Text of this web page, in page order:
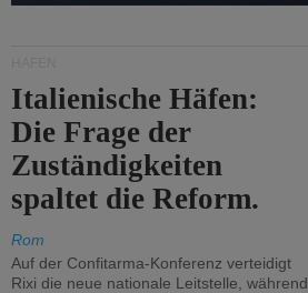
Italienische Häfen:
Die Frage der
Zuständigkeiten
spaltet die Reform.
Rom
Auf der Confitarma-Konferenz verteidigt
Rixi die neue nationale Leitstelle, während